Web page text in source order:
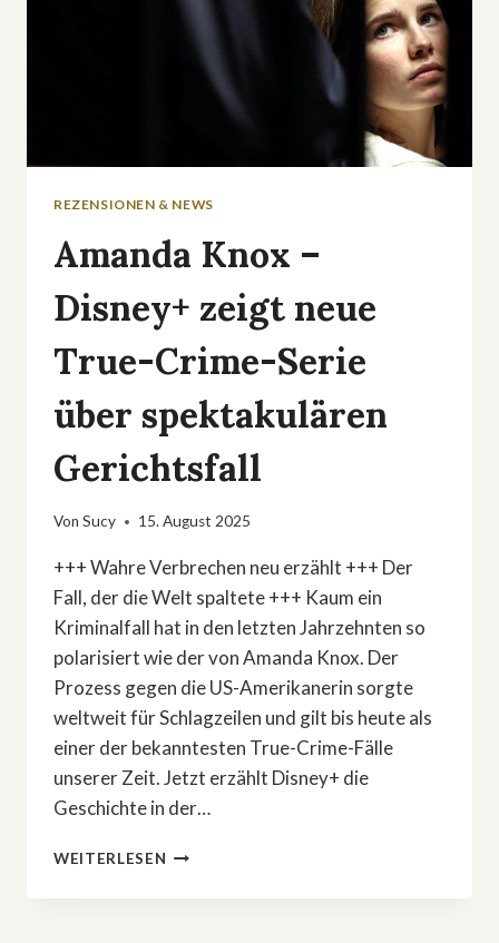
REZENSIONEN & NEWS
Amanda Knox –
Disney+ zeigt neue
True-Crime-Serie
über spektakulären
Gerichtsfall
Von Sucy 15. August 2025
+++ Wahre Verbrechen neu erzählt +++ Der
Fall, der die Welt spaltete +++ Kaum ein
Kriminalfall hat in den letzten Jahrzehnten so
polarisiert wie der von Amanda Knox. Der
Prozess gegen die US-Amerikanerin sorgte
weltweit für Schlagzeilen und gilt bis heute als
einer der bekanntesten True-Crime-Fälle
unserer Zeit. Jetzt erzählt Disney+ die
Geschichte in der…
WEITERLESEN AMANDA
–